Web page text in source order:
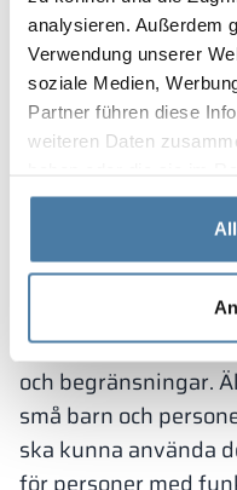
analysieren. Außerdem
Verwendung unserer
soziale Medien,
Partner führen diese
weiteren Daten
gesammelt haben.
utrymmet,
upprätthålla
Toaletter
personer
Det är också mycket
offentliga toaletten
och begränsningar.
små barn och
ska kunna använda